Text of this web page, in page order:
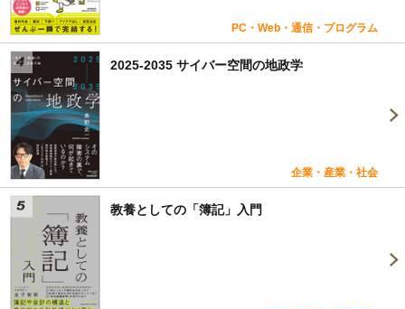
PC・Web・通信・プログラム
2025-2035 サイバー空間の地政学
企業・産業・社会
教養としての「簿記」入門